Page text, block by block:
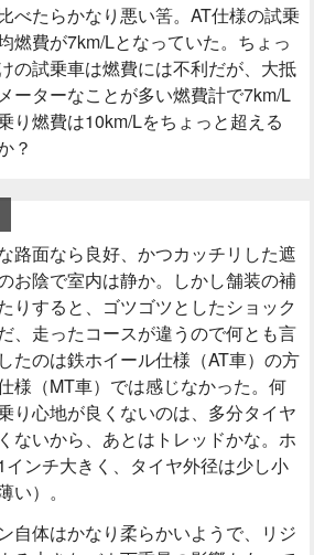
べたらかなり悪い筈。AT仕様の試乗
燃費が7km/Lとなっていた。ちょっ
の試乗車は燃費には不利だが、大抵
ーターなことが多い燃費計で7km/L
り燃費は10km/Lをちょっと超える
？
路面なら良好、かつカッチリした遮
お陰で室内は静か。しかし舗装の補
りすると、ゴツゴツとしたショック
、走ったコースが違うので何とも言
たのは鉄ホイール仕様（AT車）の方
様（MT車）では感じなかった。何
り心地が良くないのは、多分タイヤ
ないから、あとはトレッドかな。ホ
ンチ大きく、タイヤ外径は少し小
い）。
自体はかなり柔らかいようで、リジ